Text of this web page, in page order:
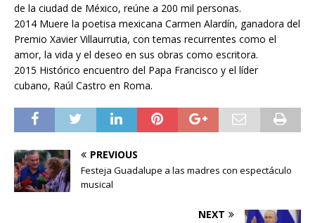
de la ciudad de México, reúne a 200 mil personas.
2014 Muere la poetisa mexicana Carmen Alardín, ganadora del
Premio Xavier Villaurrutia, con temas recurrentes como el
amor, la vida y el deseo en sus obras como escritora.
2015 Histórico encuentro del Papa Francisco y el líder
cubano, Raúl Castro en Roma.
PREVIOUS
Festeja Guadalupe a las madres con espectáculo
musical
NEXT